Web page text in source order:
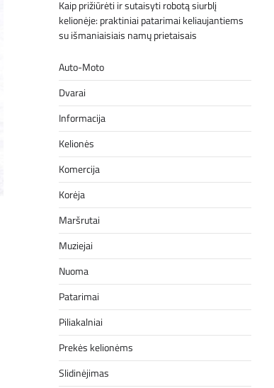
Kaip prižiūrėti ir sutaisyti robotą siurblį
kelionėje: praktiniai patarimai keliaujantiems
su išmaniaisiais namų prietaisais
Auto-Moto
Dvarai
Informacija
Kelionės
Komercija
Korėja
Maršrutai
Muziejai
Nuoma
Patarimai
Piliakalniai
Prekės kelionėms
Slidinėjimas